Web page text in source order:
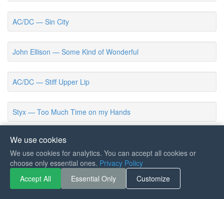
AC/DC — Sin City
John Ellison — Some Kind of Wonderful
AC/DC — Stiff Upper Lip
Styx — Too Much Time on my Hands
Styx — Mr Roboto
AC/DC — Problem Child
We use cookies
We use cookies for analytics. You can accept all cookies or
choose only essential ones. Privacy Policy
Accept All
Essential Only Customize